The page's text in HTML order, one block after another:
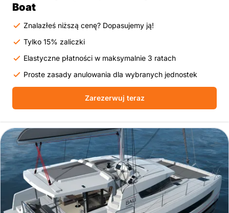
Boat
Znalazłeś niższą cenę? Dopasujemy ją!
Tylko 15% zaliczki
Elastyczne płatności w maksymalnie 3 ratach
Proste zasady anulowania dla wybranych jednostek
Zarezerwuj teraz